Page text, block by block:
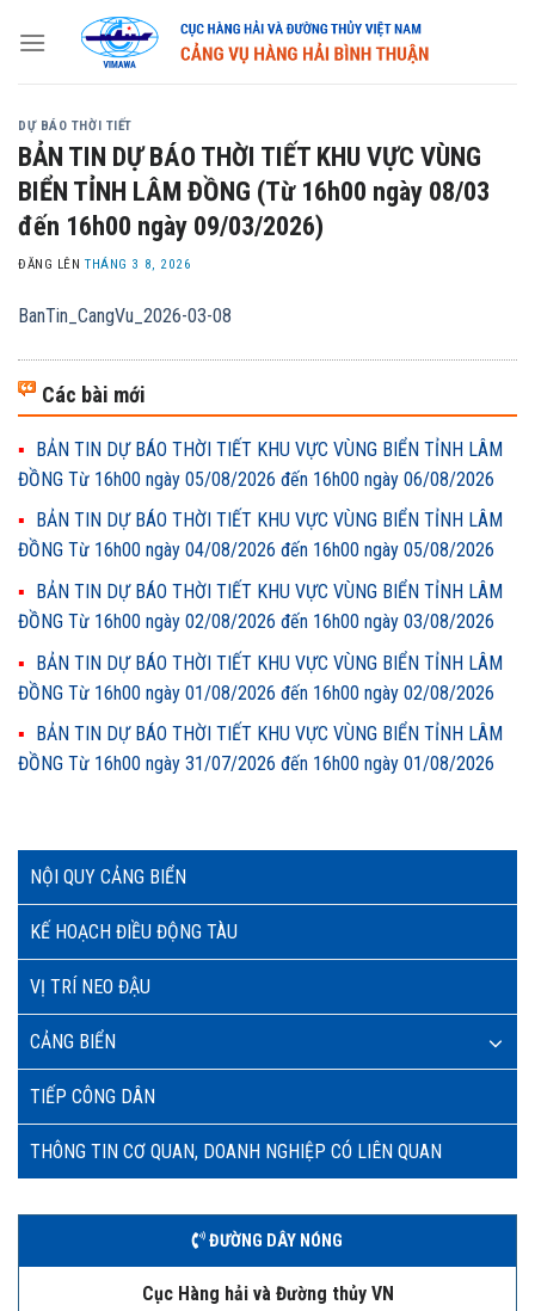
NỘI QUY CẢNG BIỂN
KẾ HOẠCH ĐIỀU ĐỘNG TÀU
VỊ TRÍ NEO ĐẬU
CẢNG BIỂN
TIẾP CÔNG DÂN
THÔNG TIN CƠ QUAN, DOANH NGHIỆP CÓ LIÊN QUAN
ĐƯỜNG DÂY NÓNG
Cục Hàng hải và Đường thủy VN
DỰ BÁO THỜI TIẾT
BẢN TIN DỰ BÁO THỜI TIẾT KHU VỰC VÙNG
BIỂN TỈNH LÂM ĐỒNG (Từ 16h00 ngày 08/03
đến 16h00 ngày 09/03/2026)
ĐĂNG LÊNTHÁNG 3 8, 2026
BanTin_CangVu_2026-03-08
Các bài mới
BẢN TIN DỰ BÁO THỜI TIẾT KHU VỰC VÙNG BIỂN TỈNH LÂM
ĐỒNG Từ 16h00 ngày 05/08/2026 đến 16h00 ngày 06/08/2026
BẢN TIN DỰ BÁO THỜI TIẾT KHU VỰC VÙNG BIỂN TỈNH LÂM
ĐỒNG Từ 16h00 ngày 04/08/2026 đến 16h00 ngày 05/08/2026
BẢN TIN DỰ BÁO THỜI TIẾT KHU VỰC VÙNG BIỂN TỈNH LÂM
ĐỒNG Từ 16h00 ngày 02/08/2026 đến 16h00 ngày 03/08/2026
BẢN TIN DỰ BÁO THỜI TIẾT KHU VỰC VÙNG BIỂN TỈNH LÂM
ĐỒNG Từ 16h00 ngày 01/08/2026 đến 16h00 ngày 02/08/2026
BẢN TIN DỰ BÁO THỜI TIẾT KHU VỰC VÙNG BIỂN TỈNH LÂM
ĐỒNG Từ 16h00 ngày 31/07/2026 đến 16h00 ngày 01/08/2026